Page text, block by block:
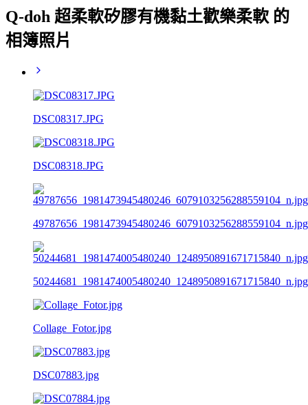
Q-doh 超柔軟矽膠有機黏土歡樂柔軟 的
相簿照片
DSC08317.JPG
DSC08318.JPG
49787656_1981473945480246_6079103256288559104_n.jpg
50244681_1981474005480240_1248950891671715840_n.jpg
Collage_Fotor.jpg
DSC07883.jpg